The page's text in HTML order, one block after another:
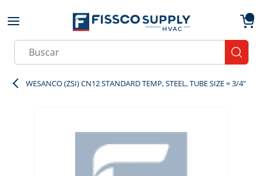
Skip to main content
Site Search
WESANCO (ZSI) CN12 STANDARD TEMP, STEEL, TUBE SIZE = 3/4"